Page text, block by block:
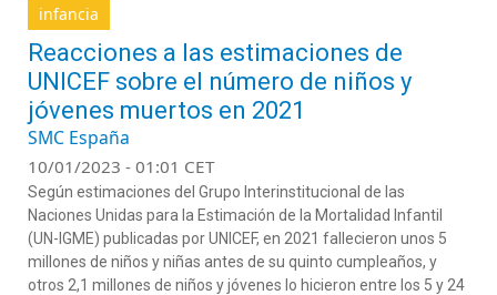
infancia
Reacciones a las estimaciones de
UNICEF sobre el número de niños y
jóvenes muertos en 2021
SMC España
10/01/2023 - 01:01 CET
Según estimaciones del Grupo Interinstitucional de las
Naciones Unidas para la Estimación de la Mortalidad Infantil
(UN-IGME) publicadas por UNICEF, en 2021 fallecieron unos 5
millones de niños y niñas antes de su quinto cumpleaños, y
otros 2,1 millones de niños y jóvenes lo hicieron entre los 5 y 24